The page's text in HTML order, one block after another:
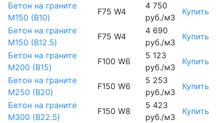
Бетон на граните
М150 (B10)
F75 W4
4 750
руб./м3
Купить
Бетон на граните
М150 (B12.5)
F75 W4
4 690
руб./м3
Купить
Бетон на граните
М200 (B15)
F100 W6
5 123
руб./м3
Купить
Бетон на граните
М250 (B20)
F150 W6
5 253
руб./м3
Купить
Бетон на граните
М300 (B22.5)
F150 W8
5 423
руб./м3
Купить